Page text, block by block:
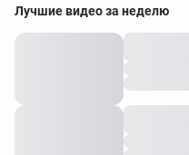
Лучшие видео за неделю